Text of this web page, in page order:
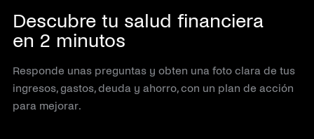
Descubre tu salud financiera
en 2 minutos
Responde unas preguntas y obten una foto clara de tus
ingresos, gastos, deuda y ahorro, con un plan de acción
para mejorar.